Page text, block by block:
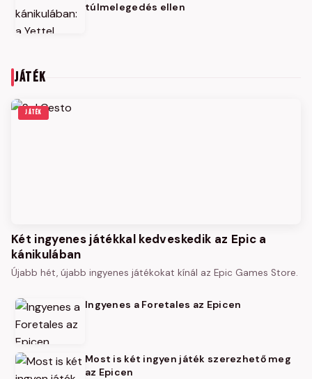
túlmelegedés ellen
JÁTÉK
JÁTÉK
Két ingyenes játékkal kedveskedik az Epic a
kánikulában
Újabb hét, újabb ingyenes játékokat kínál az Epic Games Store.
Ingyenes a Foretales az Epicen
Most is két ingyen játék szerezhető meg
az Epicen